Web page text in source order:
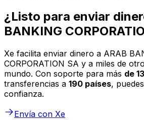
¿Listo para enviar
BANKING
Xe facilita enviar dinero a ARAB
CORPORATION SA y a miles de
mundo. Con soporte para más de
transferencias a 190 países,
confianza.
Envía con Xe